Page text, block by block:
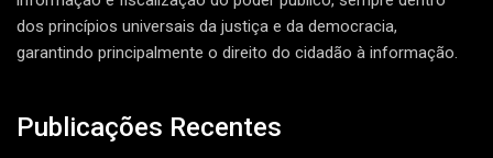
dos princípios universais da justiça e da democracia,
garantindo principalmente o direito do cidadão à informação.
Publicações Recentes